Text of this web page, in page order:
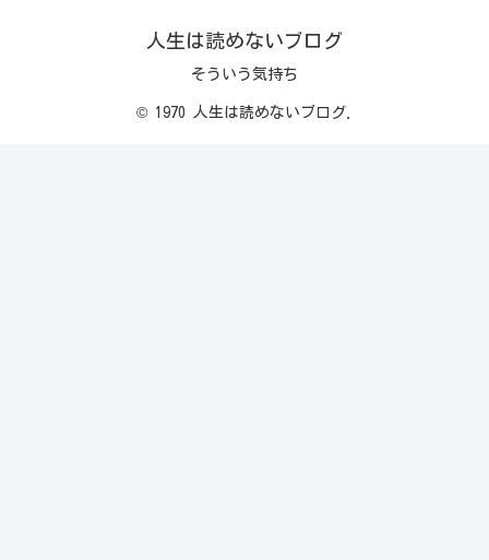
人生は読めないブログ
そういう気持ち
© 1970 人生は読めないブログ.